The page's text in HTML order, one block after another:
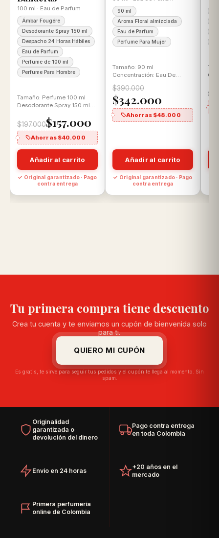
100 ml · Eau de Parfum
Ámbar Fougére
Desodorante Spray 150 ml
Despacho 24 Horas Hábiles
Eau de Parfum
Perfume de 100 ml
Perfume Para Hombre
Tamaño: Perfume 100 ml
Desodorante Spray 150 ml
Parfum Aroma: Ámbar…
$197.000$157.000
Ahorras $40.000
Añadir al carrito
✓ Original garantizado · Pago
contra entrega
90 ml
Aroma Floral almizclada
Eau de Parfum
Perfume Para Mujer
Tamaño: 90 ml
Concentración: Eau De
Parfum Aroma: Floral
almizclada
$390.000
$342.000
Ahorras $48.000
Añadir al carrito
✓ Original garantizado · Pago
contra entrega
✓
Tu primera compra tiene descuento
Crea tu cuenta y te enviamos un cupón de bienvenida solo
para ti.
QUIERO MI CUPÓN
Es gratis, te sirve para seguir tus pedidos y el cupón te llega al momento. Sin
spam.
Originalidad
garantizada o
devolución del dinero
Pago contra entrega
en toda Colombia
Envío en 24 horas
+20 años en el
mercado
Primera perfumería
online de Colombia